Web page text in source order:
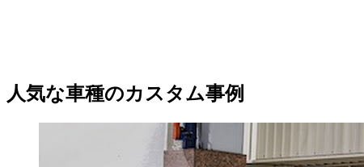
人気な車種のカスタム事例